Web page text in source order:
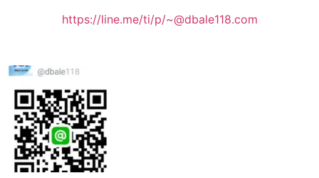
https://line.me/ti/p/~@dbale118.com